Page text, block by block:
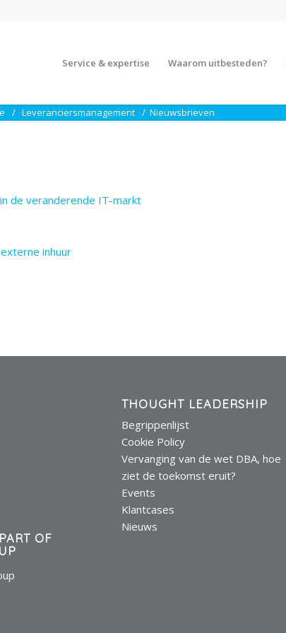
Service & expertise Waarom uitbesteden?
Leveranciersmanagement Nieuwsbrieven
in de veranderende IT-markt
inhuur
OF
THOUGHT LEADERSHIP
Begrippenlijst
Cookie Policy
Vervanging van de wet DBA, hoe
ziet de toekomst eruit?
Events
Klantcases
Nieuws